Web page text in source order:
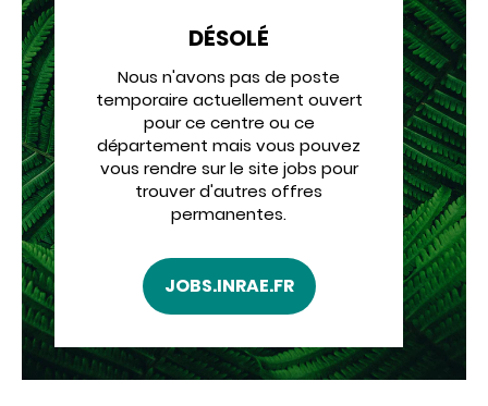
DÉSOLÉ
Nous n'avons pas de poste
temporaire actuellement ouvert
pour ce centre ou ce
département mais vous pouvez
vous rendre sur le site jobs pour
trouver d'autres offres
permanentes.
JOBS.INRAE.FR